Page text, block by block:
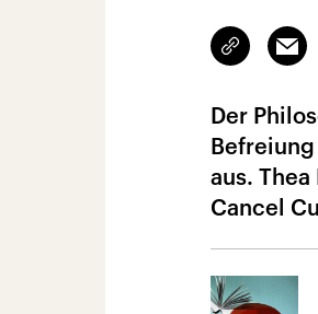
Link
kopieren/
Email
Der
aus.
Cancel